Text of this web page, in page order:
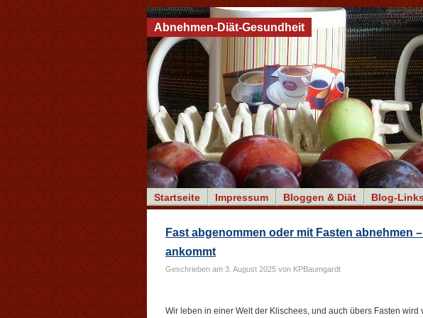
Startseite Impressum Bloggen & Diät Blog-
Abnehmen-Diät-Gesundheit
Fast abgenommen oder mit Fasten abnehmen
ankommt
Geschrieben am 3. August 2025 von KPBaumgardt
Wir leben in einer Welt der Klischees, und auch übers Fasten wird